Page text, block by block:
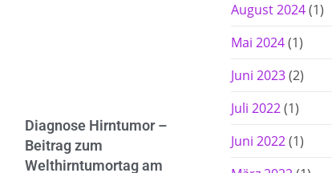
Diagnose Hirntumor –
Beitrag zum
Welthirntumortag am
August 2024(1)
Mai 2024(1)
Juni 2023(2)
Juli 2022(1)
Juni 2022(1)